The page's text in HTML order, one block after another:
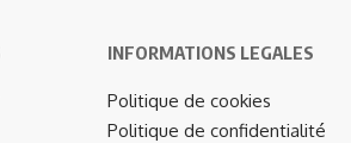
INFORMATIONS LEGALES
Politique de cookies
Politique de confidentialité